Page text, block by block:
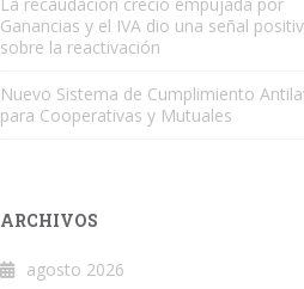
Ganancias y el IVA dio una señal
sobre la reactivación
Nuevo Sistema de Cumplimiento
para Cooperativas y Mutuales
ARCHIVOS
agosto 2026